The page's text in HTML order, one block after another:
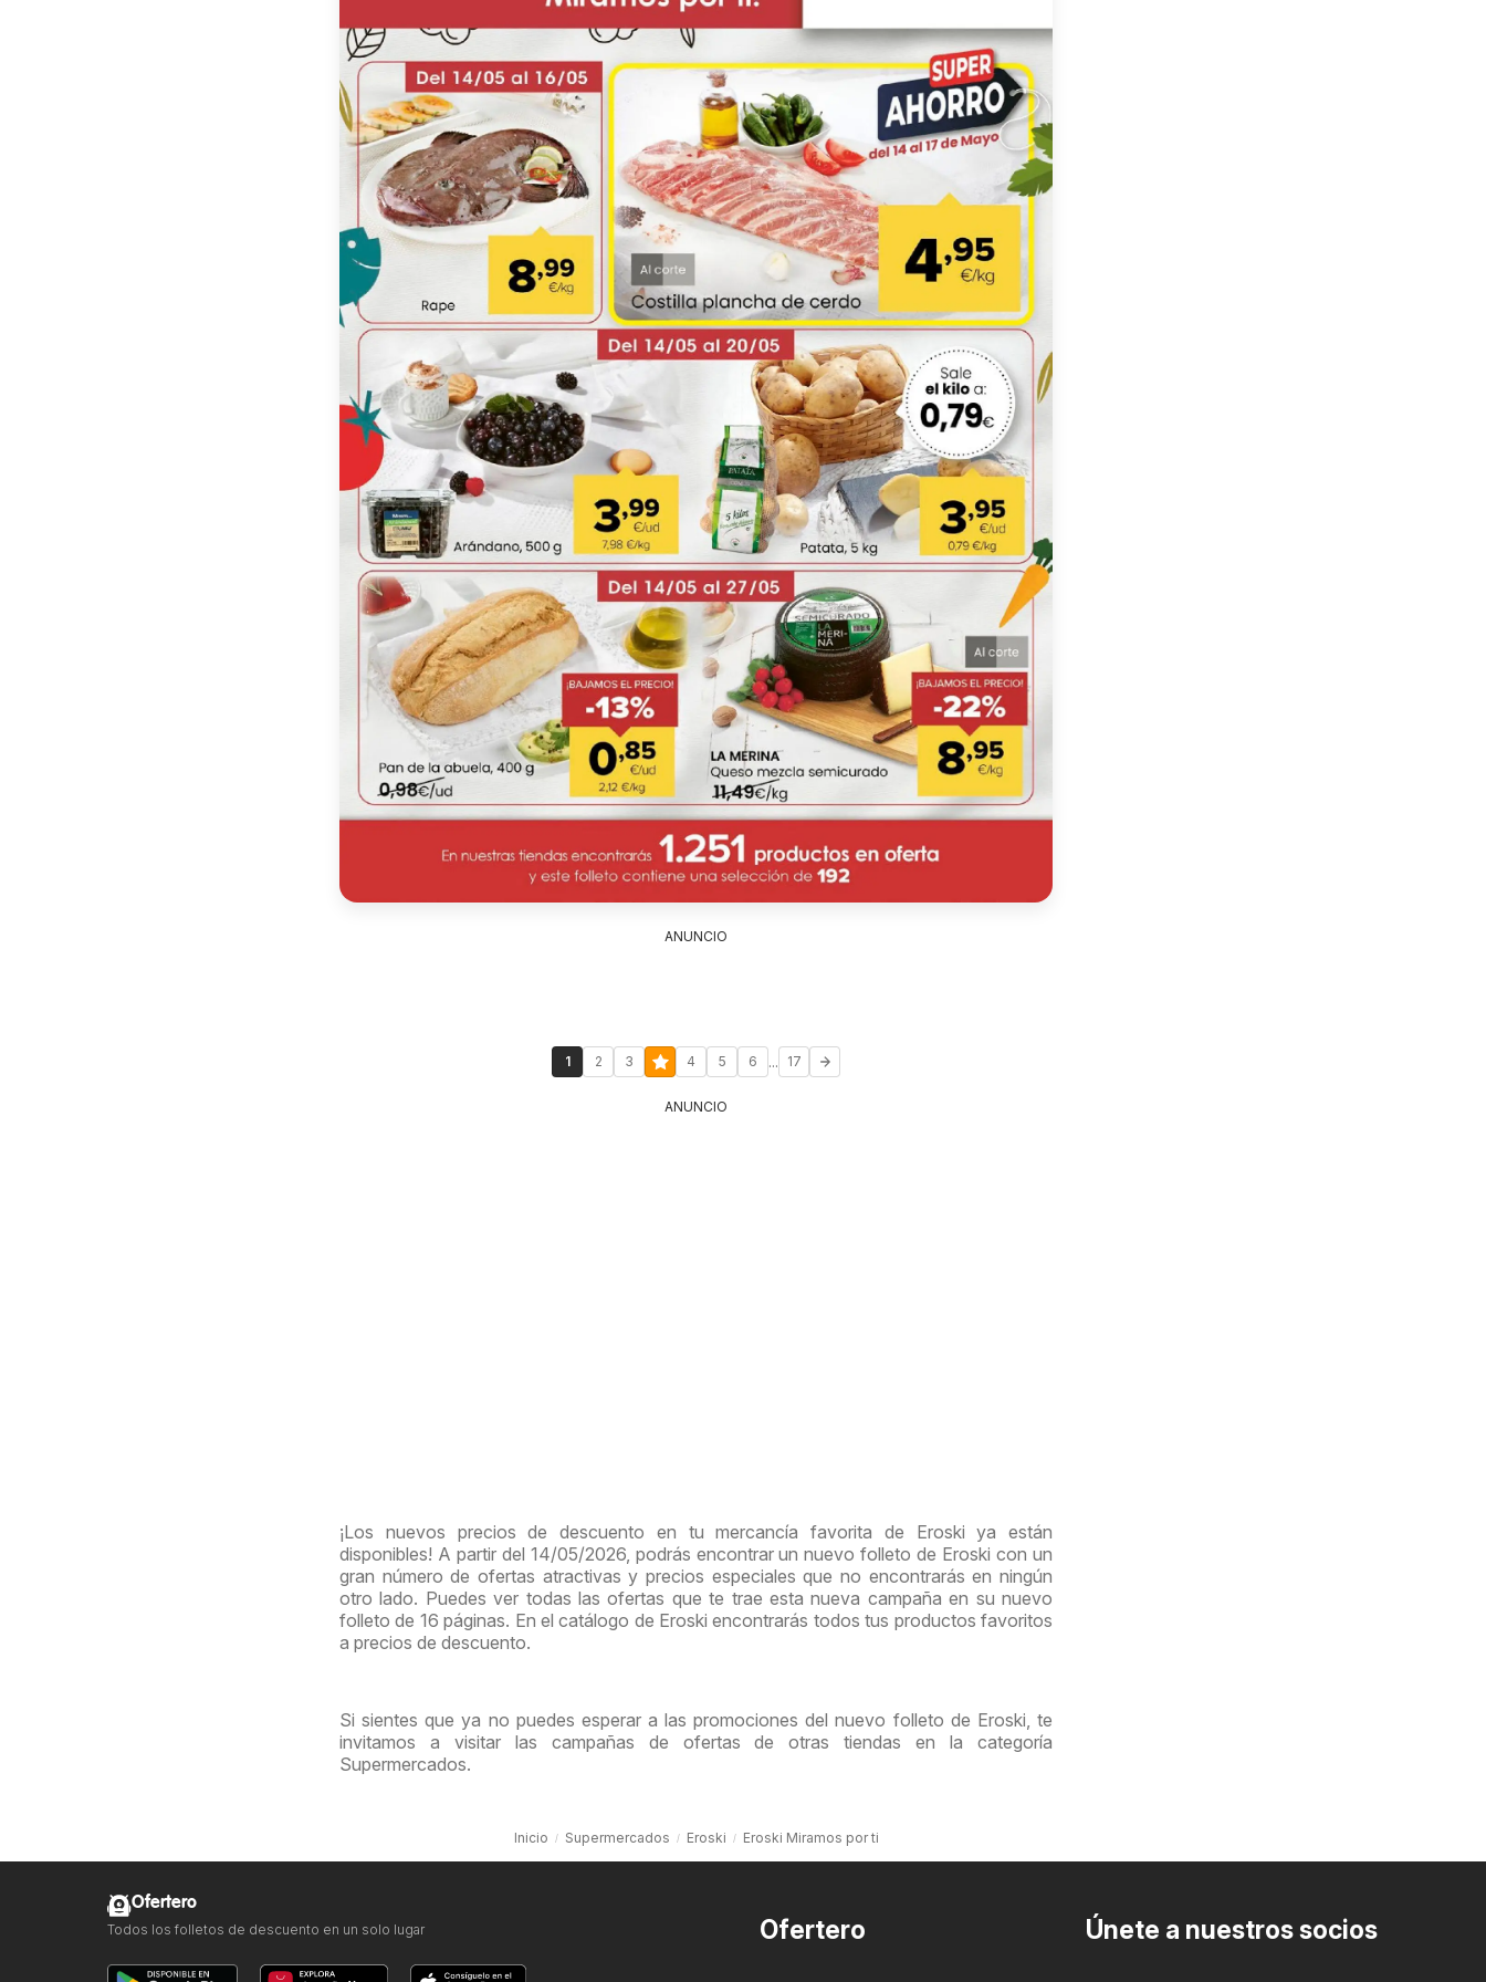
ANUNCIO
1 2 3 4 5 6 ... 17
ANUNCIO
¡Los nuevos precios de descuento en tu mercancía favorita de Eroski ya están
disponibles! A partir del 14/05/2026, podrás encontrar un nuevo folleto de Eroski con un
gran número de ofertas atractivas y precios especiales que no encontrarás en ningún
otro lado. Puedes ver todas las ofertas que te trae esta nueva campaña en su nuevo
folleto de 16 páginas. En el catálogo de Eroski encontrarás todos tus productos favoritos
a precios de descuento.
Si sientes que ya no puedes esperar a las promociones del nuevo folleto de Eroski, te
invitamos a visitar las campañas de ofertas de otras tiendas en la categoría
Supermercados.
Inicio Supermercados Eroski Eroski Miramos por ti
Ofertero Únete a nuestros socios
Ofertero
Todos los folletos de descuento en un solo lugar